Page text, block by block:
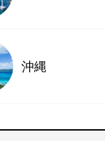
沖縄